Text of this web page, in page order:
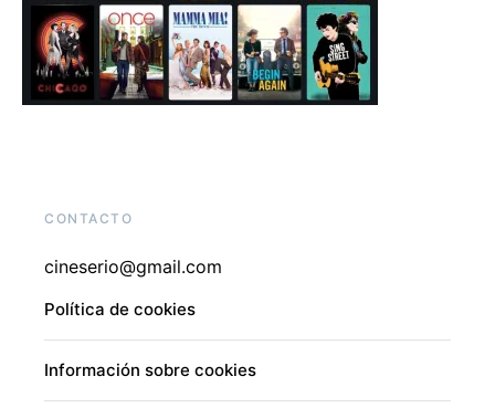
CONTACTO
cineserio@gmail.com
Política de cookies
Información sobre cookies